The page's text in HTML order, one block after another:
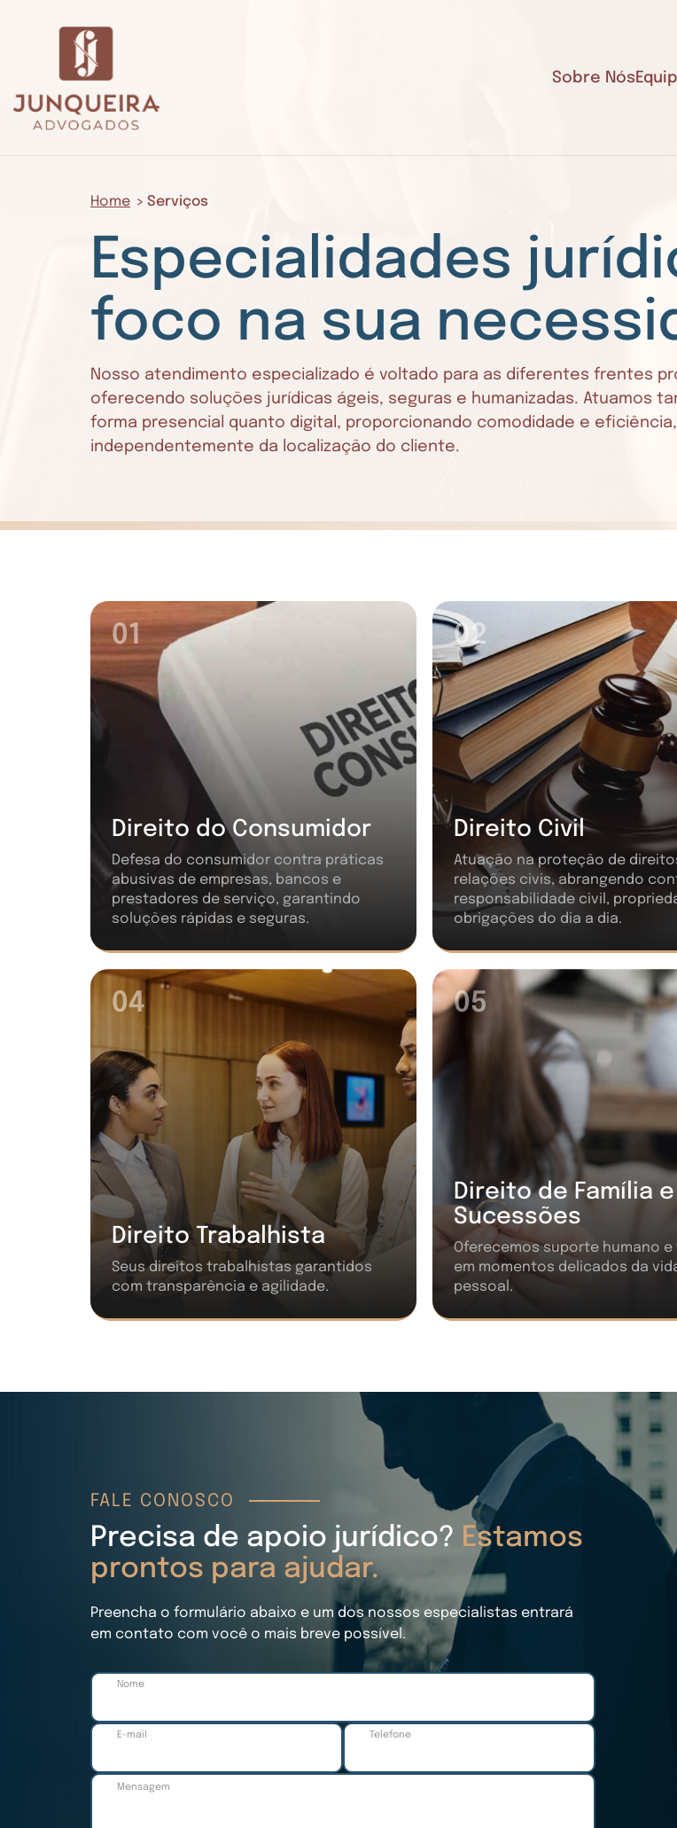
Sobre Nós
Home Serviços
Especialidades
foco na sua
Nosso atendimento especializado é voltado para as diferentes frentes
oferecendo soluções jurídicas ágeis, seguras e humanizadas. Atuamos
forma presencial quanto digital, proporcionando comodidade e eficiência,
independentemente da localização do cliente.
Direito do Consumidor
Defesa do consumidor contra práticas
abusivas de empresas, bancos e
prestadores de serviço, garantindo
soluções rápidas e seguras.
Direito Civil
Atuação na proteção de
relações civis, abrangendo
responsabilidade civil,
obrigações do dia a dia.
Direito Trabalhista
Seus direitos trabalhistas garantidos
com transparência e agilidade.
Direito de Família e
Sucessões
Oferecemos suporte humano
em momentos delicados da
pessoal.
FALE CONOSCO
Precisa de apoio jurídico? Estamos
prontos para ajudar.
Preencha o formulário abaixo e um dos nossos especialistas entrará
em contato com você o mais breve possível.
Nome
E-mail Telefone
Mensagem